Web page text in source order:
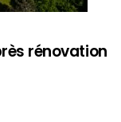
rénovation